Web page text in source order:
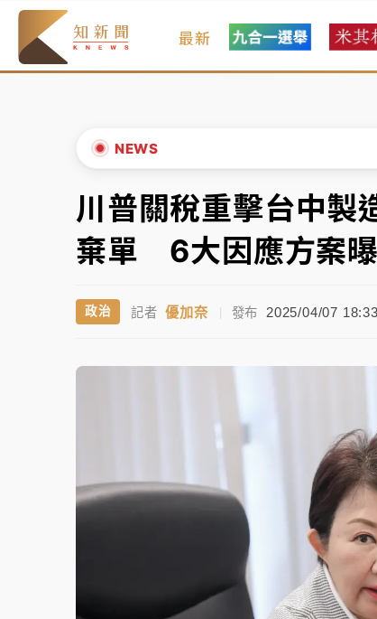
最新
NEWS
中信慈善基金會想增加董事人數！辜仲諒
故宮《龍藏經》特展第2檔！今線上預
台東農業處長涉圖利渡假村！東檢抗告
女律師陳昱瑄詐慈濟10億！黃金158kg遭
故宮《龍藏經》特展第2檔！今線上預
台東農業處長涉圖利渡假村！東檢抗告
父親節泡湯了！中颱白海豚雨彈轟3天
▲
▼
川普關稅重擊台中製
棄單 6大因應方案
政治 記者 優加奈 | 發布 2025/04/07 18:33